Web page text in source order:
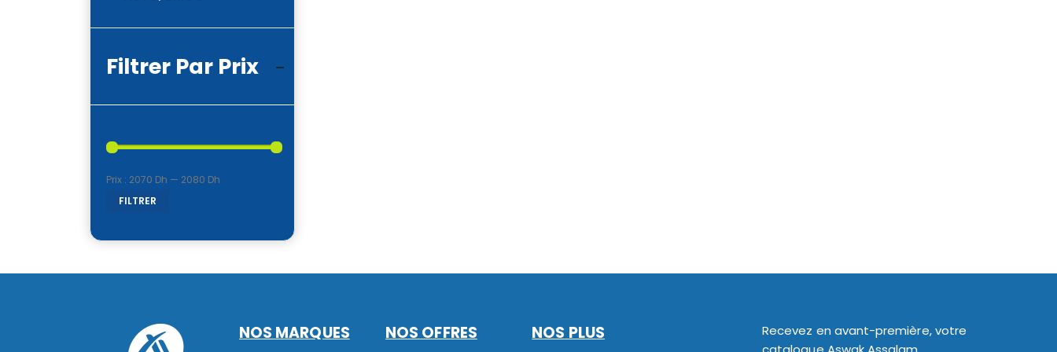
Filtrer Par Prix
Prix
PrixFILTRER
Prix : 2070 Dh — 2080 Dh
NOS MARQUES NOS OFFRES NOS PLUS
Recevez en avant-première, votre